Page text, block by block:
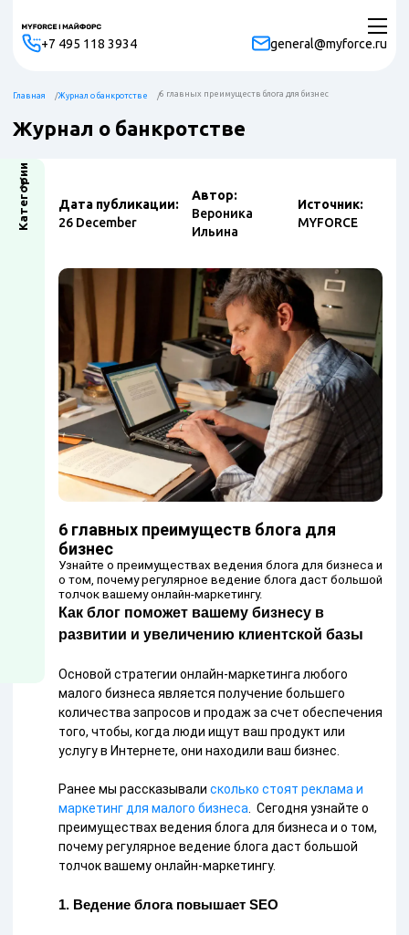
+7 495 118 3934 general@myforce.ru
Главная Журнал о банкротстве 6 главных преимуществ блога для бизнес
Журнал о банкротстве
Категории
Дата публикации:
26 December
Автор:
Вероника
Ильина
Источник:
MYFORCE
6 главных преимуществ блога для
бизнес
Узнайте о преимуществах ведения блога для бизнеса и
о том, почему регулярное ведение блога даст большой
толчок вашему онлайн-маркетингу.
Как блог поможет вашему бизнесу в
развитии и увеличению клиентской базы
Основой стратегии онлайн-маркетинга любого
малого бизнеса является получение большего
количества запросов и продаж за счет обеспечения
того, чтобы, когда люди ищут ваш продукт или
услугу в Интернете, они находили ваш бизнес.
Ранее мы рассказывали сколько стоят реклама и
маркетинг для малого бизнеса . Сегодня узнайте о
преимуществах ведения блога для бизнеса и о том,
почему регулярное ведение блога даст большой
толчок вашему онлайн-маркетингу.
1. Ведение блога повышает SEO